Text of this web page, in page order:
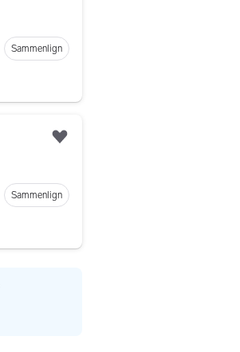
Sammenlign
Sammenlign